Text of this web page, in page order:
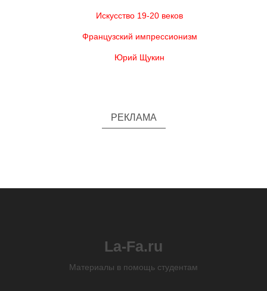
Искусство 19-20 веков
Французский импрессионизм
Юрий Щукин
РЕКЛАМА
La-Fa.ru
Материалы в помощь студентам